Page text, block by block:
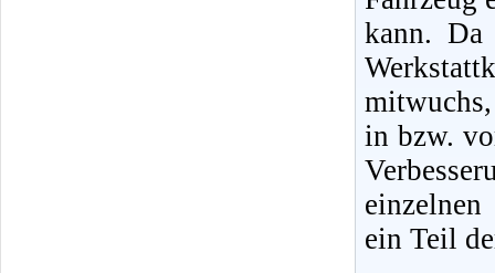
kann. Da
in bzw.
ein Teil